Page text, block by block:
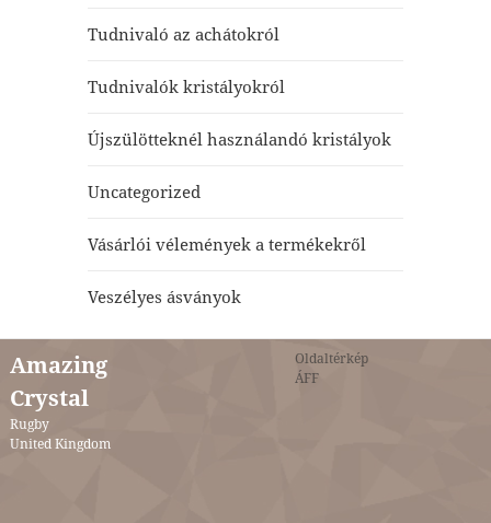
Tudnivaló az achátokról
Tudnivalók kristályokról
Újszülötteknél használandó kristályok
Uncategorized
Vásárlói vélemények a termékekről
Veszélyes ásványok
Amazing
Crystal
Rugby
United Kingdom
Oldaltérkép
ÁFF